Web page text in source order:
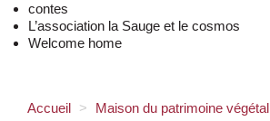
contes
L’association la Sauge et le cosmos
Welcome home
Accueil > Maison du patrimoine végétal